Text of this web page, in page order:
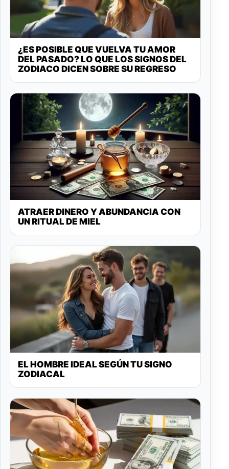
¿ES POSIBLE QUE VUELVA TU AMOR
DEL PASADO? LO QUE LOS SIGNOS DEL
ZODIACO DICEN SOBRE SU REGRESO
ATRAER DINERO Y ABUNDANCIA CON
UN RITUAL DE MIEL
EL HOMBRE IDEAL SEGÚN TU SIGNO
ZODIACAL